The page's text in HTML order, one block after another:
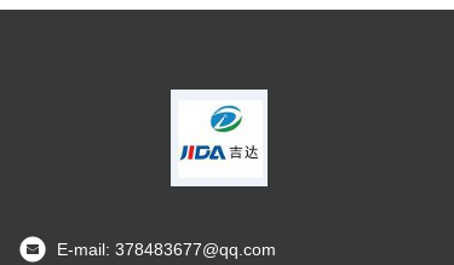
E-mail: 378483677@qq.com